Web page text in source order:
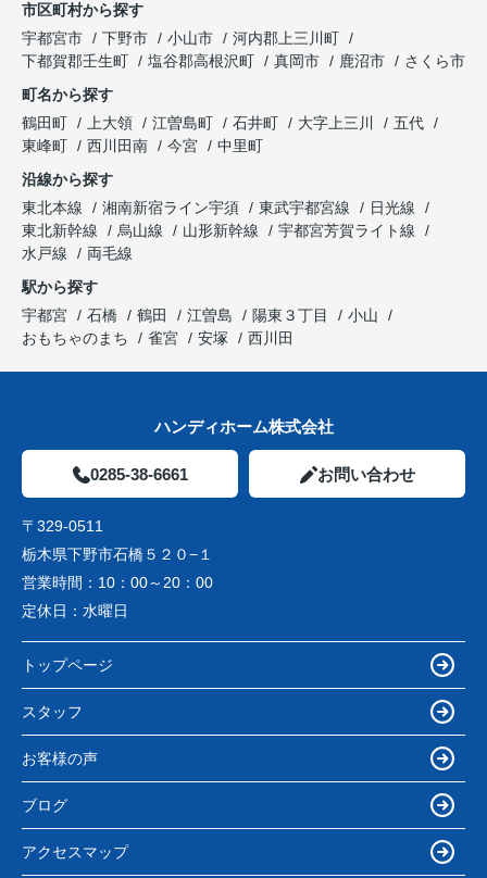
市区町村から探す
宇都宮市
下野市 小山市
河内郡上三川町
下都賀郡壬生町
塩谷郡高根沢町 真岡市 鹿沼市
さくら市
町名から探す
鶴田町
上大領 江曽島町 石井町 大字上三川
五代
東峰町
西川田南 今宮
中里町
沿線から探す
東北本線
湘南新宿ライン宇須 東武宇都宮線
日光線
東北新幹線
烏山線 山形新幹線
宇都宮芳賀ライト線
水戸線
両毛線
駅から探す
宇都宮
石橋 鶴田 江曽島 陽東３丁目
小山
おもちゃのまち
雀宮 安塚 西川田
ハンディホーム株式会社
0285-38-6661 お問い合わせ
〒329-0511
栃木県下野市石橋５２０−１
営業時間： 10：00～20：00
定休日： 水曜日
トップページ
スタッフ
お客様の声
ブログ
アクセスマップ